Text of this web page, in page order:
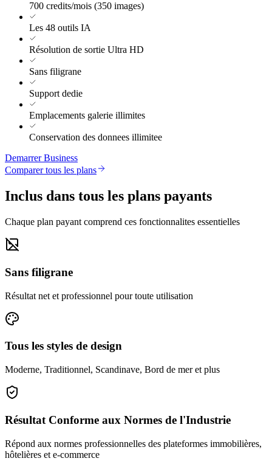
700 credits/mois (350 images)
Les 48 outils IA
Résolution de sortie Ultra HD
Sans filigrane
Support dedie
Emplacements galerie illimites
Conservation des donnees illimitee
Demarrer Business
Comparer tous les plans
Inclus dans tous les plans payants
Chaque plan payant comprend ces fonctionnalites essentielles
Sans filigrane
Résultat net et professionnel pour toute utilisation
Tous les styles de design
Moderne, Traditionnel, Scandinave, Bord de mer et plus
Résultat Conforme aux Normes de l'Industrie
Répond aux normes professionnelles des plateformes immobilières,
hôtelières et e-commerce